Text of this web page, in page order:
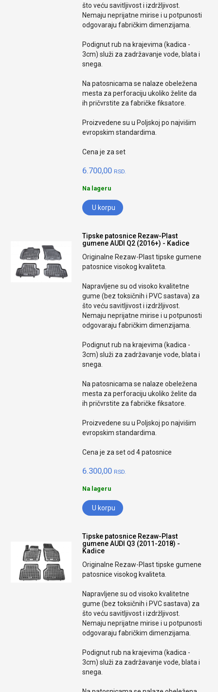
što veću savitljivost i izdržljivost.
Nemaju neprijatne mirise i u potpunosti
odgovaraju fabričkim dimenzijama.
Podignut rub na krajevima (kadica -
3cm) služi za zadržavanje vode, blata i
snega.
Na patosnicama se nalaze obeležena
mesta za perforaciju ukoliko želite da
ih pričvrstite za fabričke fiksatore.
Proizvedene su u Poljskoj po najvišim
evropskim standardima.
Cena je za set
6.700,00 RSD.
Na lageru
U korpu
Tipske patosnice Rezaw-Plast
gumene AUDI Q2 (2016+) - Kadice
Originalne Rezaw-Plast tipske gumene
patosnice visokog kvaliteta.
Napravljene su od visoko kvalitetne
gume (bez toksičnih i PVC sastava) za
što veću savitljivost i izdržljivost.
Nemaju neprijatne mirise i u potpunosti
odgovaraju fabričkim dimenzijama.
Podignut rub na krajevima (kadica -
3cm) služi za zadržavanje vode, blata i
snega.
Na patosnicama se nalaze obeležena
mesta za perforaciju ukoliko želite da
ih pričvrstite za fabričke fiksatore.
Proizvedene su u Poljskoj po najvišim
evropskim standardima.
Cena je za set od 4 patosnice
6.300,00 RSD.
Na lageru
U korpu
Tipske patosnice Rezaw-Plast
gumene AUDI Q3 (2011-2018) -
Kadice
Originalne Rezaw-Plast tipske gumene
patosnice visokog kvaliteta.
Napravljene su od visoko kvalitetne
gume (bez toksičnih i PVC sastava) za
što veću savitljivost i izdržljivost.
Nemaju neprijatne mirise i u potpunosti
odgovaraju fabričkim dimenzijama.
Podignut rub na krajevima (kadica -
3cm) služi za zadržavanje vode, blata i
snega.